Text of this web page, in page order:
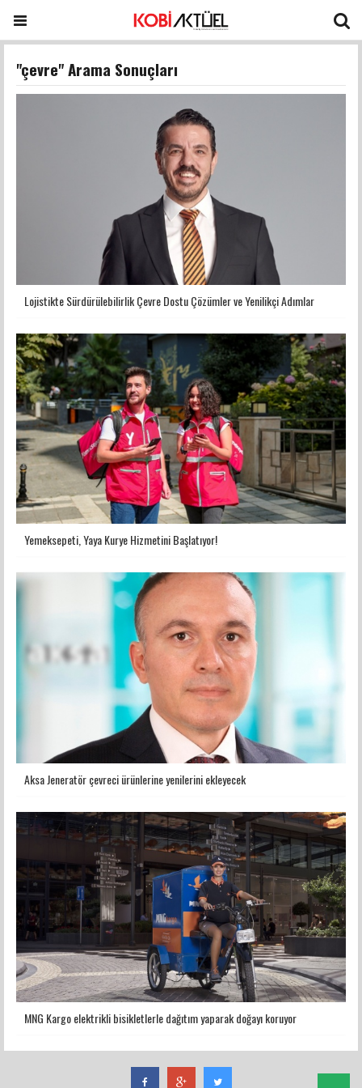
"çevre" Arama Sonuçları
Lojistikte Sürdürülebilirlik Çevre Dostu Çözümler ve Yenilikçi Adımlar
Yemeksepeti, Yaya Kurye Hizmetini Başlatıyor!
Aksa Jeneratör çevreci ürünlerine yenilerini ekleyecek
MNG Kargo elektrikli bisikletlerle dağıtım yaparak doğayı koruyor